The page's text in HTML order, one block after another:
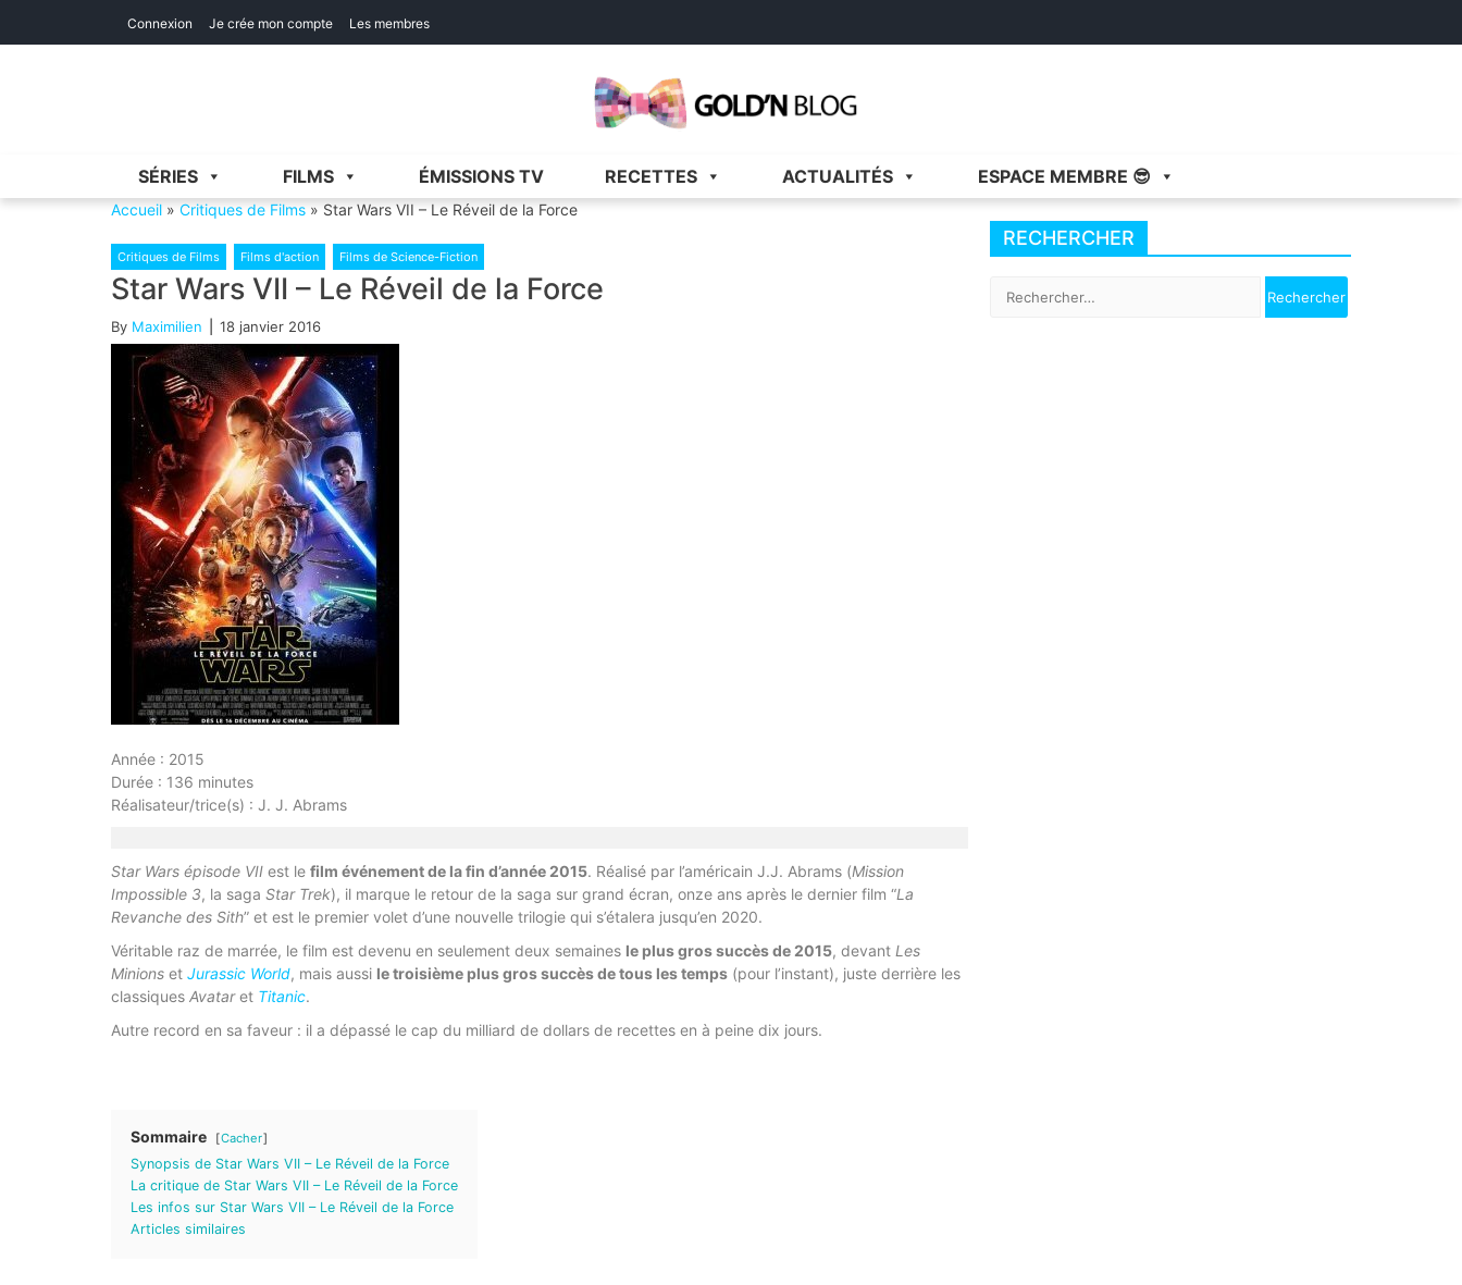
Connexion Je crée mon compte Les membres
Gold'n Blog
SÉRIES FILMS ÉMISSIONS TV RECETTES ACTUALITÉS ESPACE MEMBRE 😎
Accueil » Critiques de Films » Star Wars VII – Le Réveil de la Force
Critiques de Films Films d'action Films de Science-Fiction
Star Wars VII – Le Réveil de la Force
By Maximilien 18 janvier 2016
Année : 2015
Durée : 136 minutes
Réalisateur/trice(s) : J. J. Abrams
Star Wars épisode VII est le film événement de la fin d’année 2015. Réalisé par l’américain J.J. Abrams (Mission
Impossible 3, la saga Star Trek), il marque le retour de la saga sur grand écran, onze ans après le dernier film “La
Revanche des Sith” et est le premier volet d’une nouvelle trilogie qui s’étalera jusqu’en 2020.
Véritable raz de marrée, le film est devenu en seulement deux semaines le plus gros succès de 2015, devant Les
Minions et Jurassic World, mais aussi le troisième plus gros succès de tous les temps (pour l’instant), juste derrière les
classiques Avataret Titanic.
Autre record en sa faveur : il a dépassé le cap du milliard de dollars de recettes en à peine dix jours.
Sommaire Cacher
Synopsis de Star Wars VII – Le Réveil de la Force
La critique de Star Wars VII – Le Réveil de la Force
Les infos sur Star Wars VII – Le Réveil de la Force
Articles similaires
RECHERCHER